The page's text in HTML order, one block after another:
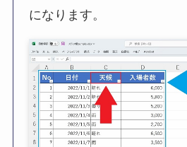
になります。